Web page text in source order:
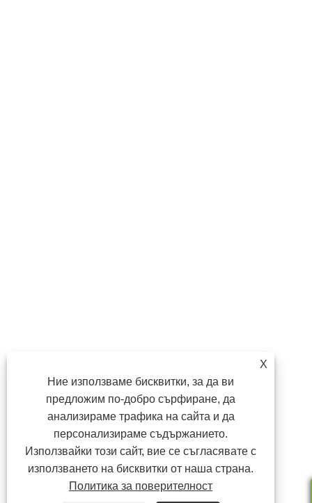
X
Ние използваме бисквитки, за да ви
предложим по-добро сърфиране, да
анализираме трафика на сайта и да
персонализираме съдържанието.
Използвайки този сайт, вие се съгласявате с
използването на бисквитки от наша страна.
Политика за поверителност